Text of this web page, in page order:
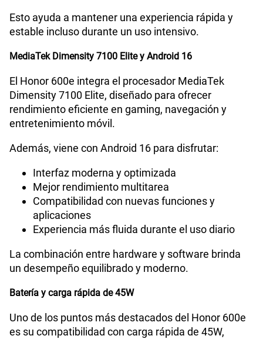
Esto ayuda a mantener una experiencia rápida y
estable incluso durante un uso intensivo.
MediaTek Dimensity 7100 Elite y Android 16
El Honor 600e integra el procesador MediaTek
Dimensity 7100 Elite, diseñado para ofrecer
rendimiento eficiente en gaming, navegación y
entretenimiento móvil.
Además, viene con Android 16 para disfrutar:
Interfaz moderna y optimizada
Mejor rendimiento multitarea
Compatibilidad con nuevas funciones y
aplicaciones
Experiencia más fluida durante el uso diario
La combinación entre hardware y software brinda
un desempeño equilibrado y moderno.
Batería y carga rápida de 45W
Uno de los puntos más destacados del Honor 600e
es su compatibilidad con carga rápida de 45W,